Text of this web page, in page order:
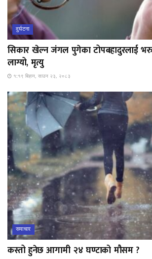
दुर्घटना
सिकार खेल्न जंगल पुगेका टोपबहादुरलाई
लाग्यो, मृत्यु
१:१९ बिहान, साउन २३, २०८३
समाचार
कस्तो हुनेछ आगामी २४ घण्टाको मौसम ?